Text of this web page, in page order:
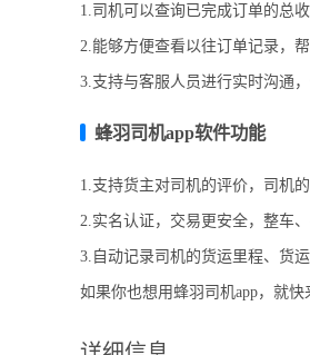
1.司机可以查询已完成订单的总
2.能够方便查看以往订单记录，
3.支持与客服人员进行实时沟通
蜂羽司机app软件功能
1.支持货主对司机的评价，司机
2.实名认证，交易更安全，整车
3.自动记录司机的货运里程、货
如果你也想用蜂羽司机app，就快